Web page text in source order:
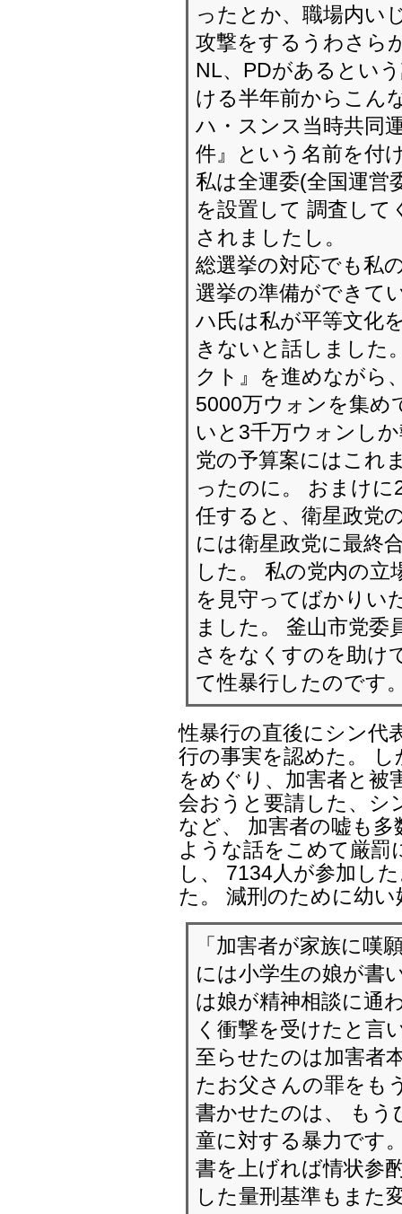
ったとか、職場内い
攻撃をするうわさら
NL、PDがあるとい
ける半年前からこん
ハ・スンス当時共同
件』という名前を付
私は全運委(全国運営
を設置して 調査し
されましたし。
総選挙の対応でも私
選挙の準備ができて
ハ氏は私が平等文化
きないと話しました
クト』を進めながら
5000万ウォンを集め
いと3千万ウォンし
党の予算案にはこれ
ったのに。 おまけに
任すると、衛星政党
には衛星政党に最終
した。 私の党内の
を見守ってばかりい
ました。 釜山市党委
さをなくすのを助け
て性暴行したのです
性暴行の直後にシン代
行の事実を認めた。
をめぐり、加害者と被
会おうと要請した、シ
など、 加害者の嘘も
ような話をこめて厳罰
し、 7134人が参加し
た。 減刑のために幼
「加害者が家族に嘆
には小学生の娘が書
は娘が精神相談に通
く衝撃を受けたと言
至らせたのは加害者
たお父さんの罪をも
書かせたのは、 もう
童に対する暴力です
書を上げれば情状参
した量刑基準もまた